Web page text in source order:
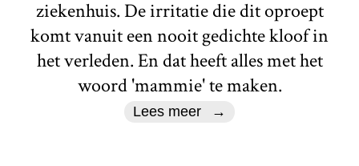
ziekenhuis. De irritatie die dit oproept
komt vanuit een nooit gedichte kloof in
het verleden. En dat heeft alles met het
woord 'mammie' te maken.
Lees meer